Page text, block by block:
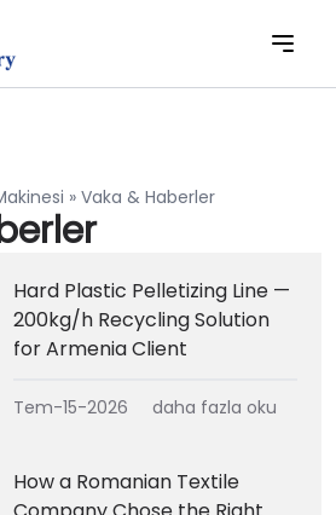
» Vaka & Haberler
Hard Plastic Pelletizing Line —
200kg/h Recycling Solution
for Armenia Client
Tem-15-2026 daha fazla oku
How a Romanian Textile